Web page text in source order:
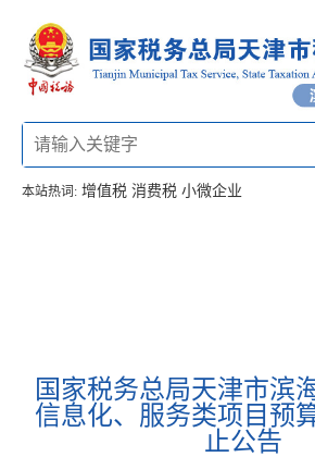
本站热词: 增值税 消费税 小微企业
国家税务总局天津市滨
信息化、服务类项目预
止公告